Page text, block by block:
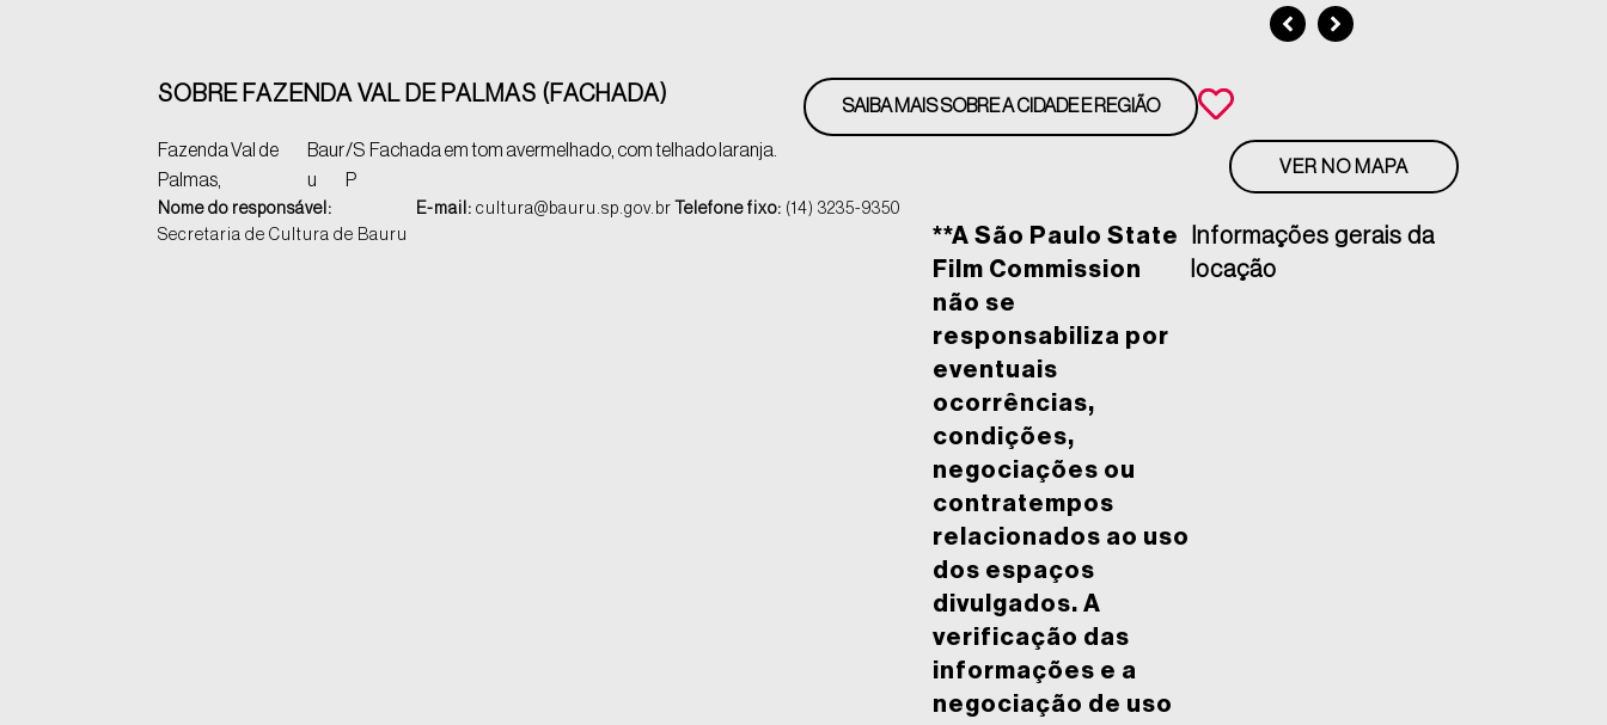
SOBRE FAZENDA VAL DE PALMAS (FACHADA) SAIBA MAIS SOBRE A CIDADE E REGIÃO
Fazenda Val de
Palmas,
Baur
u
/S
P
Fachada em tom avermelhado, com telhado laranja.
VER NO MAPA
Nome do responsável:
Secretaria de Cultura de Bauru
E-mail: cultura@bauru.sp.gov.br Telefone fixo: (14) 3235-9350
**A São Paulo State
Film Commission
não se
responsabiliza por
eventuais
ocorrências,
condições,
negociações ou
contratempos
relacionados ao uso
dos espaços
divulgados. A
verificação das
informações e a
negociação de uso
Informações gerais da
locação